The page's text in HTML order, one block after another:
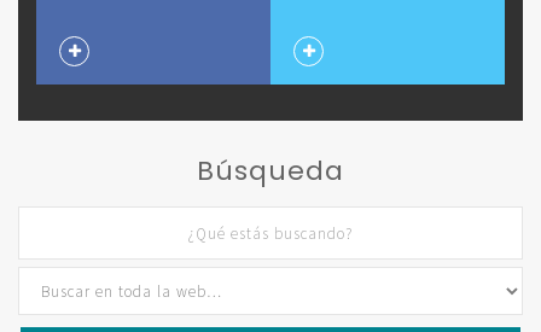
Búsqueda